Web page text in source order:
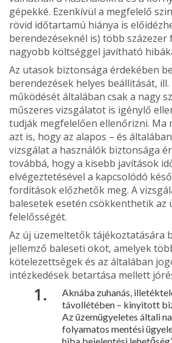
gépekké. Ezenkívül a megfelelő
rövid időtartamú hiánya is
berendezéseknél is) több
nagyobb költséggel javítható
Az utasok biztonsága érdekében
berendezések helyes beállítását,
működését általában csak a nagy
műszeres vizsgálatot is igénylő
tudják megfelelően ellenőrizni. Ma
azt is, hogy az alapos – és
vizsgálat a használók biz­tonsága
továbbá, hogy a kisebb javítások
elvégeztetésével a kapcsolódó
fordítások előzhetők meg. A
balesetek ese­tén csökkenthetik az
felelősségét.
Az új üzemeltetők tájékoztatására
jellemző baleseti okot, amelyek
kötelezettségek és az álta­lában
intézkedések betartása mellett
Aknába zuhanás,
távollétében – kinyi­tott
Az üzemügyeletes általi
folyamatos mentési
hiba bejelentési